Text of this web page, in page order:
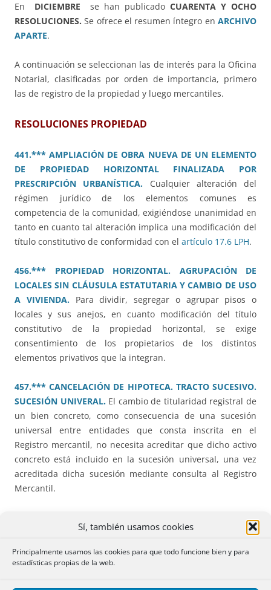
Sí, también usamos cookies
Principalmente usamos las cookies para que todo funcione bien y para
estadísticas propias de la web.
En DICIEMBRE se han publicado CUARENTA Y OCHO
RESOLUCIONES.Se ofrece el resumen íntegro enARCHIVO
APARTE.
A continuación se seleccionan las de interés para la Oficina
Notarial, clasificadas por orden de importancia, primero
las de registro de la propiedad y luego mercantiles.
RESOLUCIONES PROPIEDAD
441.*** AMPLIACIÓN DE OBRA NUEVA DE UN ELEMENTO
DE PROPIEDAD HORIZONTAL FINALIZADA POR
PRESCRIPCIÓN URBANÍSTICA.
Cualquier alteración del
régimen jurídico de los elementos comunes es
competencia de la comunidad, exigiéndose unanimidad en
tanto en cuanto tal alteración implica una modificación del
título constitutivo de conformidad con el artículo 17.6 LPH.
456.*** PROPIEDAD HORIZONTAL. AGRUPACIÓN DE
LOCALES SIN CLÁUSULA ESTATUTARIA Y CAMBIO DE USO
A VIVIENDA. Para dividir, segregar o agrupar pisos o
locales y sus anejos, en cuanto modificación del título
constitutivo de la propiedad horizontal, se exige
consentimiento de los propietarios de los distintos
elementos privativos que la integran.
457.*** CANCELACIÓN DE HIPOTECA. TRACTO SUCESIVO.
SUCESIÓN UNIVERAL. El cambio de titularidad registral de
un bien concreto, como consecuencia de una sucesión
universal entre entidades que consta inscrita en el
Registro mercantil, no necesita acreditar que dicho activo
concreto está incluido en la sucesión universal, una vez
acreditada dicha sucesión mediante consulta al Registro
Mercantil.
459.*** DERECHO DE USO DE LA VIVIENDA FAMILIAR.
DETERMINACION DE SU DURACION. El derecho al uso de
la vivienda familiar, cuando no existen hijos menores, tiene
que estar determinado en cuanto a su duración; y si